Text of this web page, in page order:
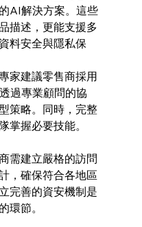
AI解決方案。這些
描述，更能支援多
料安全與隱私保
家建議零售商採用
過專業顧問的協
策略。同時，完整
掌握必要技能。
需建立嚴格的訪問
，確保符合各地區
完善的資安機制是
環節。